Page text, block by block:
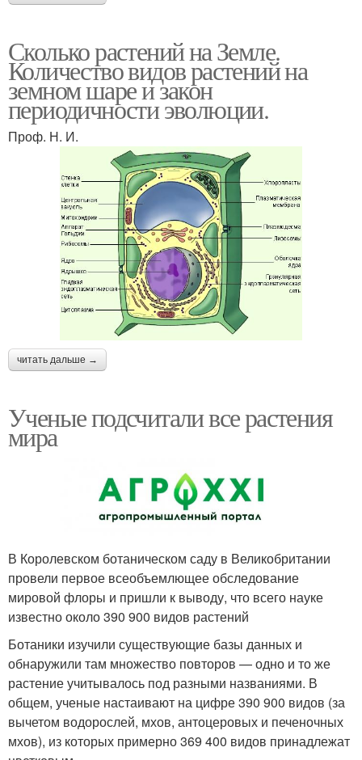
Сколько растений на Земле.
Количество видов растений на
земном шаре и закон
периодичности эволюции.
Проф. Н. И.
читать дальше →
Ученые подсчитали все растения
мира
В Королевском ботаническом саду в Великобритании
провели первое всеобъемлющее обследование
мировой флоры и пришли к выводу, что всего науке
известно около 390 900 видов растений
Ботаники изучили существующие базы данных и
обнаружили там множество повторов — одно и то же
растение учитывалось под разными названиями. В
общем, ученые настаивают на цифре 390 900 видов (за
вычетом водорослей, мхов, антоцеровых и печеночных
мхов), из которых примерно 369 400 видов принадлежат